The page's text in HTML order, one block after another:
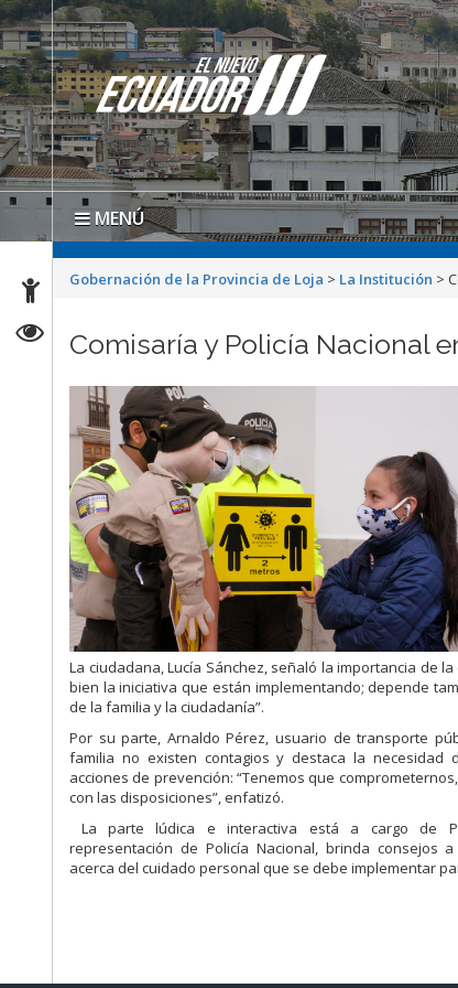
MENÚ
Gobernación de la Provincia de Loja > La Institución >
Comisaría y Policía Nacional
La ciudadana, Lucía Sánchez, señaló la importancia de
bien la iniciativa que están implementando; depende
de la familia y la ciudadanía”.
Por su parte, Arnaldo Pérez, usuario de transporte
familia no existen contagios y destaca la necesidad
acciones de prevención: “Tenemos que
con las disposiciones”, enfatizó.
La parte lúdica e interactiva está a cargo de
representación de Policía Nacional, brinda consejos
acerca del cuidado personal que se debe implementar